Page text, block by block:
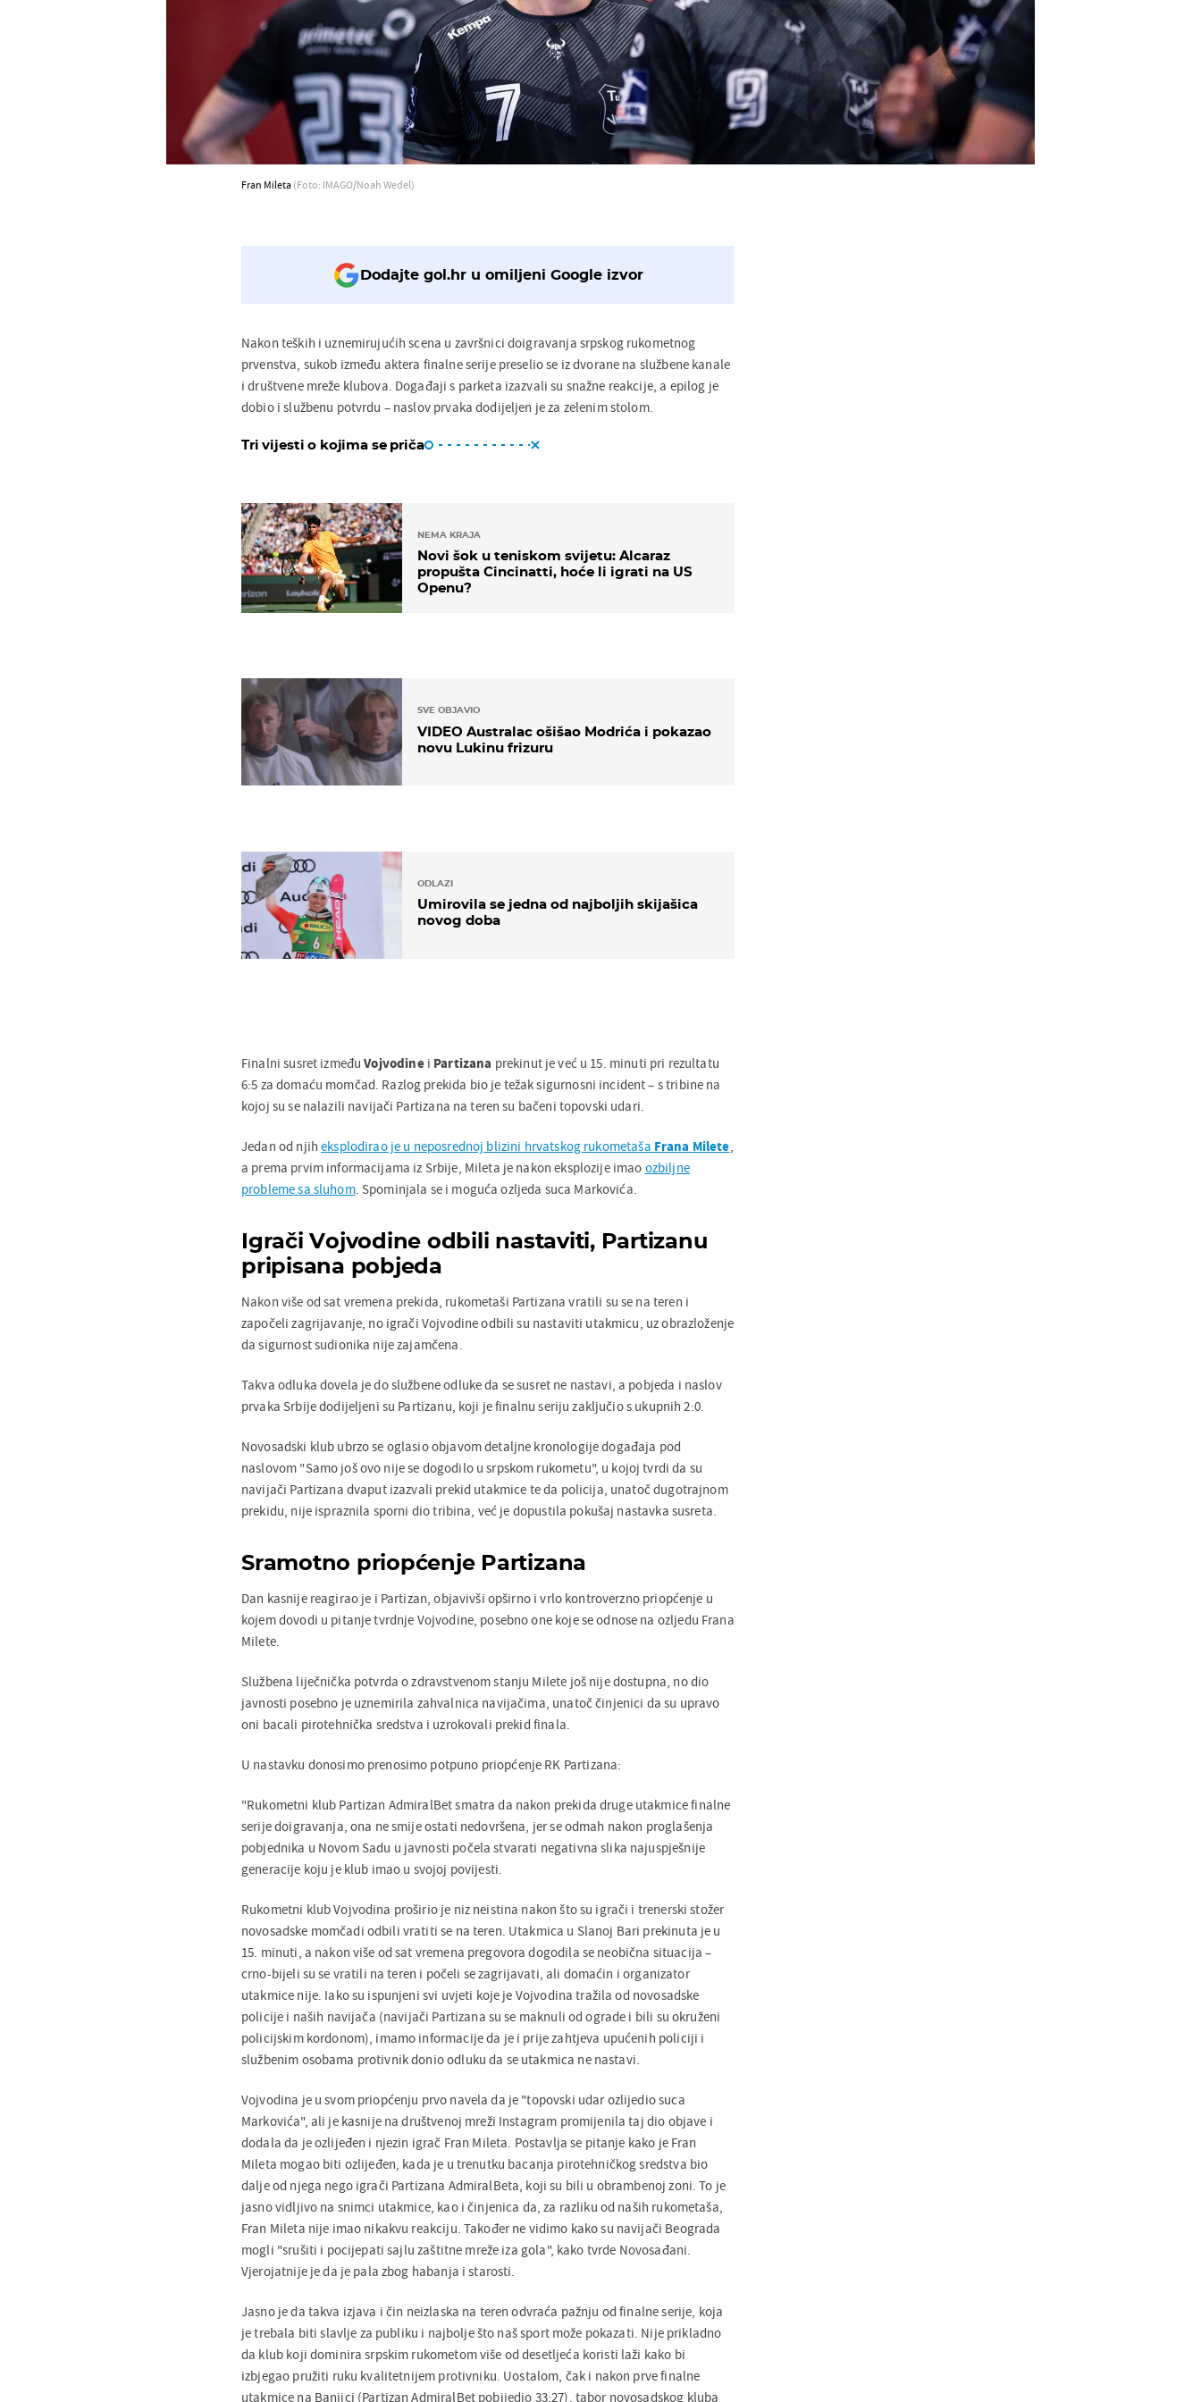
Fran Mileta (Foto: IMAGO/Noah Wedel)
Dodajte gol.hr u omiljeni Google izvor
Nakon teških i uznemirujućih scena u završnici doigravanja srpskog rukometnog
prvenstva, sukob između aktera finalne serije preselio se iz dvorane na službene kanale
i društvene mreže klubova. Događaji s parketa izazvali su snažne reakcije, a epilog je
dobio i službenu potvrdu – naslov prvaka dodijeljen je za zelenim stolom.
Tri vijesti o kojima se priča
NEMA KRAJA
Novi šok u teniskom svijetu: Alcaraz
propušta Cincinatti, hoće li igrati na US
Openu?
SVE OBJAVIO
VIDEO Australac ošišao Modrića i pokazao
novu Lukinu frizuru
ODLAZI
Umirovila se jedna od najboljih skijašica
novog doba
Finalni susret izmeđuVojvodine i Partizana prekinut je već u 15. minuti pri rezultatu
6:5 za domaću momčad. Razlog prekida bio je težak sigurnosni incident – s tribine na
kojoj su se nalazili navijači Partizana na teren su bačeni topovski udari.
Jedan od njiheksplodirao je u neposrednoj blizini hrvatskog rukometaša Frana Milete,
a prema prvim informacijama iz Srbije, Mileta je nakon eksplozije imao ozbiljne
probleme sa sluhom. Spominjala se i moguća ozljeda suca Markovića.
Igrači Vojvodine odbili nastaviti, Partizanu
pripisana pobjeda
Nakon više od sat vremena prekida, rukometaši Partizana vratili su se na teren i
započeli zagrijavanje, no igrači Vojvodine odbili su nastaviti utakmicu, uz obrazloženje
da sigurnost sudionika nije zajamčena.
Takva odluka dovela je do službene odluke da se susret ne nastavi, a pobjeda i naslov
prvaka Srbije dodijeljeni su Partizanu, koji je finalnu seriju zaključio s ukupnih 2:0.
Novosadski klub ubrzo se oglasio objavom detaljne kronologije događaja pod
naslovom "Samo još ovo nije se dogodilo u srpskom rukometu", u kojoj tvrdi da su
navijači Partizana dvaput izazvali prekid utakmice te da policija, unatoč dugotrajnom
prekidu, nije ispraznila sporni dio tribina, već je dopustila pokušaj nastavka susreta.
Sramotno priopćenje Partizana
Dan kasnije reagirao je i Partizan, objavivši opširno i vrlo kontroverzno priopćenje u
kojem dovodi u pitanje tvrdnje Vojvodine, posebno one koje se odnose na ozljedu Frana
Milete.
Službena liječnička potvrda o zdravstvenom stanju Milete još nije dostupna, no dio
javnosti posebno je uznemirila zahvalnica navijačima, unatoč činjenici da su upravo
oni bacali pirotehnička sredstva i uzrokovali prekid finala.
U nastavku donosimo prenosimo potpuno priopćenje RK Partizana:
"Rukometni klub Partizan AdmiralBet smatra da nakon prekida druge utakmice finalne
serije doigravanja, ona ne smije ostati nedovršena, jer se odmah nakon proglašenja
pobjednika u Novom Sadu u javnosti počela stvarati negativna slika najuspješnije
generacije koju je klub imao u svojoj povijesti.
Rukometni klub Vojvodina proširio je niz neistina nakon što su igrači i trenerski stožer
novosadske momčadi odbili vratiti se na teren. Utakmica u Slanoj Bari prekinuta je u
15. minuti, a nakon više od sat vremena pregovora dogodila se neobična situacija –
crno-bijeli su se vratili na teren i počeli se zagrijavati, ali domaćin i organizator
utakmice nije. Iako su ispunjeni svi uvjeti koje je Vojvodina tražila od novosadske
policije i naših navijača (navijači Partizana su se maknuli od ograde i bili su okruženi
policijskim kordonom), imamo informacije da je i prije zahtjeva upućenih policiji i
službenim osobama protivnik donio odluku da se utakmica ne nastavi.
Vojvodina je u svom priopćenju prvo navela da je "topovski udar ozlijedio suca
Markovića", ali je kasnije na društvenoj mreži Instagram promijenila taj dio objave i
dodala da je ozlijeđen i njezin igrač Fran Mileta. Postavlja se pitanje kako je Fran
Mileta mogao biti ozlijeđen, kada je u trenutku bacanja pirotehničkog sredstva bio
dalje od njega nego igrači Partizana AdmiralBeta, koji su bili u obrambenoj zoni. To je
jasno vidljivo na snimci utakmice, kao i činjenica da, za razliku od naših rukometaša,
Fran Mileta nije imao nikakvu reakciju. Također ne vidimo kako su navijači Beograda
mogli "srušiti i pocijepati sajlu zaštitne mreže iza gola", kako tvrde Novosađani.
Vjerojatnije je da je pala zbog habanja i starosti.
Jasno je da takva izjava i čin neizlaska na teren odvraća pažnju od finalne serije, koja
je trebala biti slavlje za publiku i najbolje što naš sport može pokazati. Nije prikladno
da klub koji dominira srpskim rukometom više od desetljeća koristi laži kako bi
izbjegao pružiti ruku kvalitetnijem protivniku. Uostalom, čak i nakon prve finalne
utakmice na Banjici (Partizan AdmiralBet pobijedio 33:27), tabor novosadskog kluba